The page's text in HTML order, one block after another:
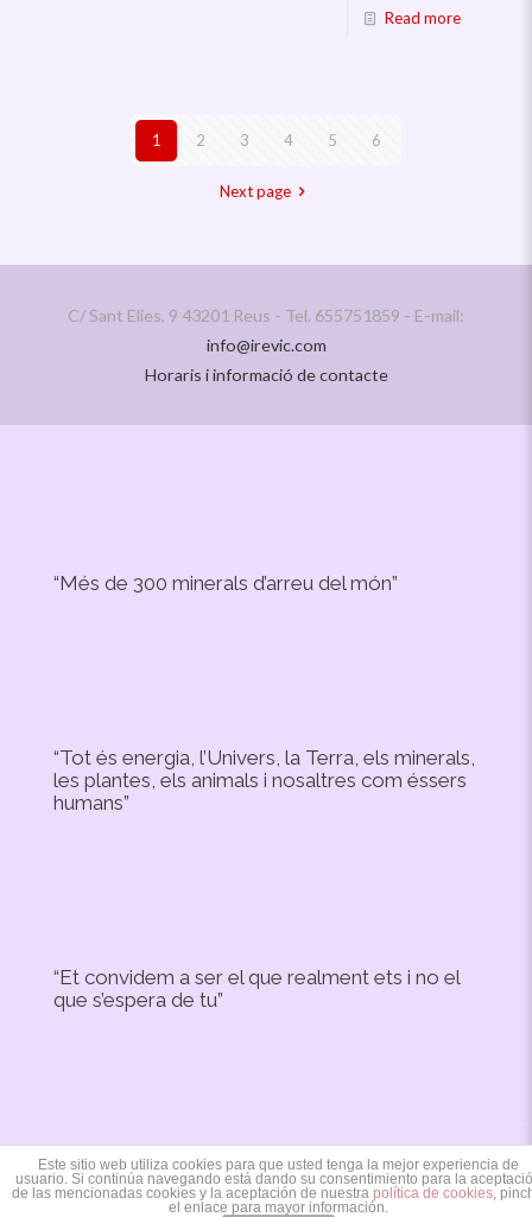
Read more
1 2 3 4 5 6
Next page
C/ Sant Elies, 9 43201 Reus - Tel. 655751859 - E-mail:
info@irevic.com
Horaris i informació de contacte
“Més de 300 minerals d’arreu del món”
“Tot és energia, l’Univers, la Terra, els minerals,
les plantes, els animals i nosaltres com éssers
humans”
“Et convidem a ser el que realment ets i no el
que s’espera de tu”
Copyright © 2020 Irevic Designed by: Mercaxip
Este sitio web utiliza cookies para que usted tenga la mejor experiencia de
usuario. Si continúa navegando está dando su consentimiento para la
de las mencionadas cookies y la aceptación de nuestra política de cookies,
el enlace para mayor información.